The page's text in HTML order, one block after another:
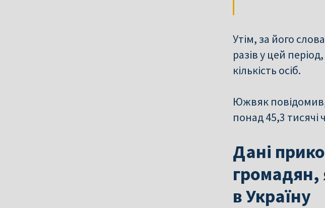
Утім, за його
разів у цей
кількість осіб.
Южвяк повідомив,
понад 45,3 тисячі
Дані
громадян,
в Україну